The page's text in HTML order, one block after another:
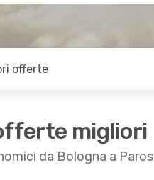
offerte
migliori
da Bologna a Paros